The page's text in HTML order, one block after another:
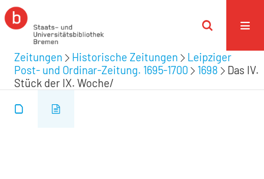
Zeitungen Historische Zeitungen
Leipziger
Post- und Ordinar-Zeitung. 1695-1700
1698
Das IV.
Stück der IX. Woche/